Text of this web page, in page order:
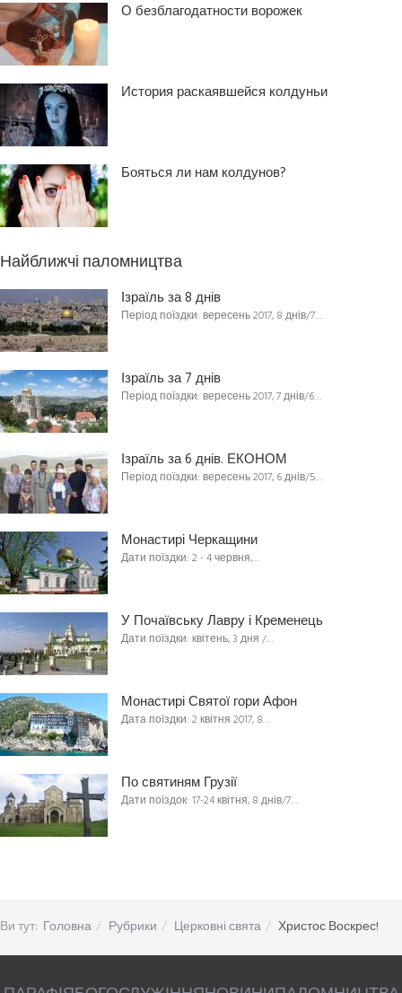
О безблагодатности ворожек
История раскаявшейся колдуньи
Бояться ли нам колдунов?
Найближчі паломництва
Ізраїль за 8 днів
Період поїздки: вересень 2017, 8 днів/7…
Ізраїль за 7 днів
Період поїздки: вересень 2017, 7 днів/6…
Ізраїль за 6 днів. ЕКОНОМ
Період поїздки: вересень 2017, 6 днів/5…
Монастирі Черкащини
Дати поїздки: 2 - 4 червня,…
У Почаївську Лавру і Кременець
Дати поїздки: квітень, 3 дня /…
Монастирі Святої гори Афон
Дата поїздки: 2 квітня 2017, 8…
По святиням Грузії
Дати поїздок: 17-24 квітня, 8 днів/7…
Ви тут: Головна Рубрики Церковні свята Христос Воскрес!